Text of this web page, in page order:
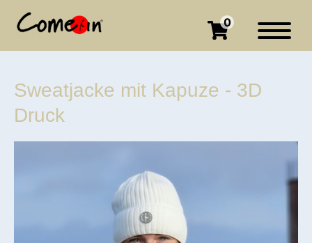
0
Sweatjacke mit Kapuze - 3D
Druck